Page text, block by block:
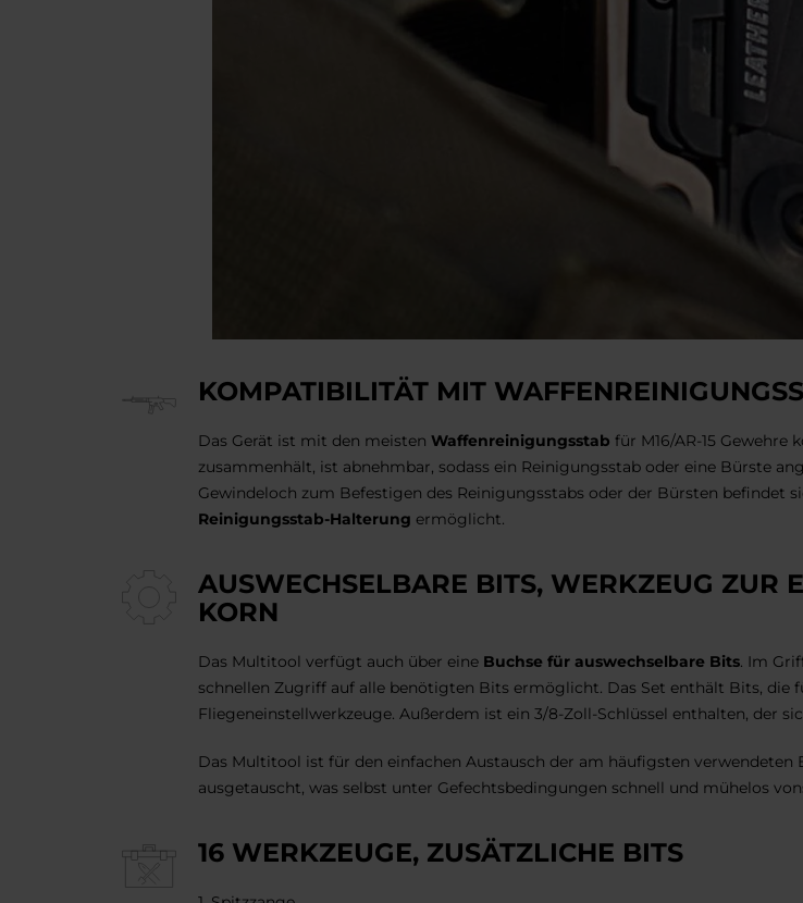
KOMPATIBILITÄT MIT
Das Gerät ist mit den meisten Waffenreinigungsstab für M16/AR-15
zusammenhält, ist abnehmbar, sodass ein Reinigungsstab oder eine Bürste
Gewindeloch zum Befestigen des Reinigungsstabs oder der Bürsten befindet
Reinigungsstab-Halterung ermöglicht.
AUSWECHSELBARE BITS, WERKZEUG ZUR
KORN
Das Multitool verfügt auch über eine Buchse für auswechselbare Bits. Im
schnellen Zugriff auf alle benötigten Bits ermöglicht. Das Set enthält Bits, die
Fliegeneinstellwerkzeuge. Außerdem ist ein 3/8-Zoll-Schlüssel enthalten, der
Das Multitool ist für den einfachen Austausch der am häufigsten verwendeten
ausgetauscht, was selbst unter Gefechtsbedingungen schnell und mühelos
16 WERKZEUGE, ZUSÄTZLICHE BITS